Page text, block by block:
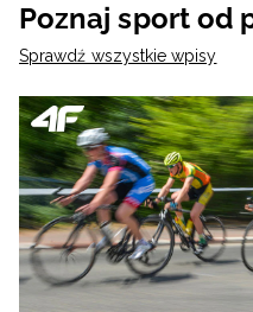
Poznaj sport od
Sprawdź wszystkie wpisy